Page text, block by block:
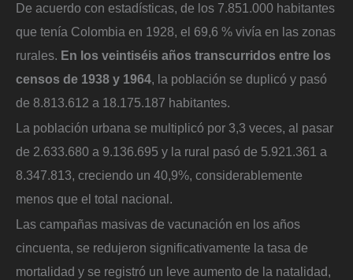
De acuerdo con estadísticas, de los 7.851.000 habitantes
que tenía Colombia en 1928, el 69,6 % vivía en las zonas
rurales. En los veintiséis años transcurridos entre los
censos de 1938 y 1964, la población se duplicó y pasó
de 8.813.612 a 18.175.187 habitantes.
La población urbana se multiplicó por 3,3 veces, al pasar
de 2.633.680 a 9.136.695 y la rural pasó de 5.921.361 a
8.347.813, creciendo un 40,9%, considerablemente
menos que el total nacional.
Las campañas masivas de vacunación en los años
cincuenta, se redujeron significativamente la tasa de
mortalidad y se registró un leve aumento de la natalidad,